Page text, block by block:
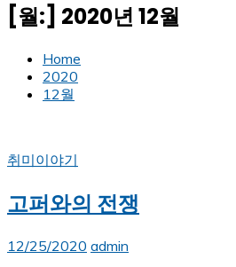
[월:] 2020년 12월
Home
2020
12월
취미이야기
고퍼와의 전쟁
12/25/2020 admin